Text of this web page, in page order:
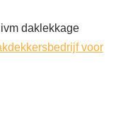
daklekkage
voor